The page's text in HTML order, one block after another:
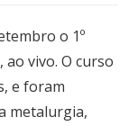
o 1º
vivo. O curso
e foram
metalurgia,